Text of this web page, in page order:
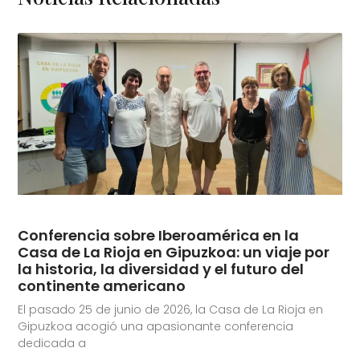
Conferencia sobre Iberoamérica en la
Casa de La Rioja en Gipuzkoa: un viaje por
la historia, la diversidad y el futuro del
continente americano
El pasado 25 de junio de 2026, la Casa de La Rioja en
Gipuzkoa acogió una apasionante conferencia
dedicada a